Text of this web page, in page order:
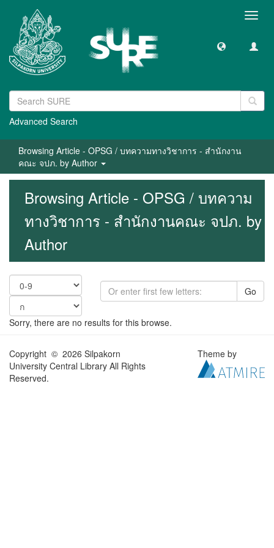
Advanced Search
Browsing Article - OPSG / บทความทางวิชาการ - สำนักงาน
คณะ จปภ. by Author
Browsing Article - OPSG / บทความ
ทางวิชาการ - สำนักงานคณะ จปภ. by
Author
Go
Sorry, there are no results for this browse.
Copyright © 2026 Silpakorn
University Central Library All Rights
Reserved.
Theme by